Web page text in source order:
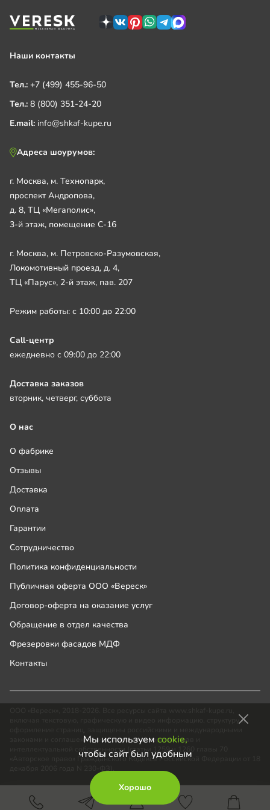
Мы используем cookie,
чтобы сайт был удобным
Хорошо
Наши контакты
Тел.: +7 (499) 455-96-50
Тел.: 8 (800) 351-24-20
E.mail: info@shkaf-kupe.ru
Адреса шоурумов:
г. Москва, м. Технопарк,
проспект Андропова,
д. 8, ТЦ «Мегаполис»,
3-й этаж, помещение С-16
г. Москва, м. Петровско-Разумовская,
Локомотивный проезд, д. 4,
ТЦ «Парус», 2-й этаж, пав. 207
Режим работы: с 10:00 до 22:00
Call-центр
ежедневно с 09:00 до 22:00
Доставка заказов
вторник, четверг, суббота
О нас
О фабрике
Отзывы
Доставка
Оплата
Гарантии
Сотрудничество
Политика конфиденциальности
Публичная оферта ООО «Вереск»
Договор-оферта на оказание услуг
Обращение в отдел качества
Фрезеровки фасадов МДФ
Контакты
включая текстовую, графическую и видео информацию, структуру и
законами и соглашениями об охране авторских прав и
интеллектуальной собственности (статьи 1259 и 1260 главы 70
«Авторское право» Гражданского Кодекса Российской Федерации от 18